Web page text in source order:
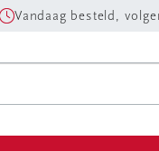
Vandaag besteld,